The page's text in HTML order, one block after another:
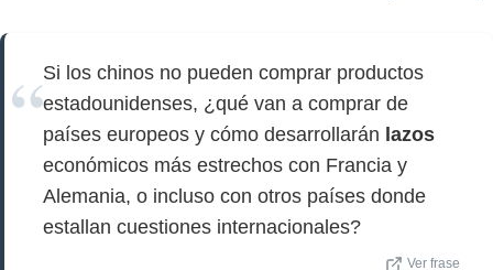
Si los chinos no pueden comprar productos
estadounidenses, ¿qué van a comprar de
países europeos y cómo desarrollarán lazos
económicos más estrechos con Francia y
Alemania, o incluso con otros países donde
estallan cuestiones internacionales?
Ver frase